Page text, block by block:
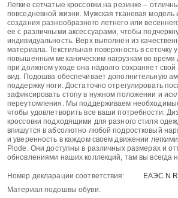
Легкие сетчатые кроссовки на резинке –
повседневной жизни. Мужская тканевая модель
создания разнообразного летнего или
ее с различными аксессуарами, чтобы
индивидуальность. Верх выполнен из
материала. Текстильная поверхность в сеточку
повышенным механическим нагрузкам во время
при должном уходе она надолго сохраняет
вид. Подошва обеспечивает дополнительную
поддержку ноги. Достаточно отрегулировать
зафиксировать стопу в нужном положении и
переутомления. Мы поддерживаем
чтобы удовлетворить все ваши потребности.
кроссовки подходящими для разного стиля
впишутся в абсолютно любой подростковый
и уверенность в каждом своем движении
Plode. Они доступны в различных размерах и
обновлениями наших коллекций, там вы всегда
Номер декларации соответствия:
ЕАЭС N
Материал подошвы обуви: